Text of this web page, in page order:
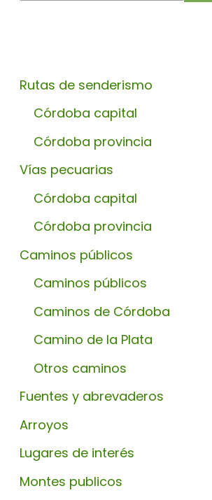
Rutas de senderismo
Córdoba capital
Córdoba provincia
Vías pecuarias
Córdoba capital
Córdoba provincia
Caminos públicos
Caminos públicos
Caminos de Córdoba
Camino de la Plata
Otros caminos
Fuentes y abrevaderos
Arroyos
Lugares de interés
Montes publicos